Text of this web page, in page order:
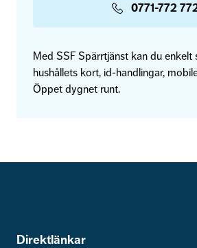
0771-772
Med SSF Spärrtjänst kan du enkelt
hushållets kort, id-handlingar,
Öppet dygnet runt.
Direktlänkar